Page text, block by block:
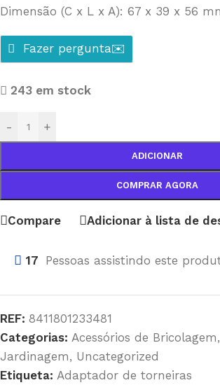
Dimensão (C x L x A): 67 x 39 x 56
Fazer pergunta✉️
243 em stock
- +
ADICIONAR
COMPRAR AGORA
Compare Adicionar à lista de
17 Pessoas assistindo este
REF: 8411801233481
Categorias: Acessórios de Bricolagem,
Jardinagem, Uncategorized
Etiqueta: Adaptador de torneiras